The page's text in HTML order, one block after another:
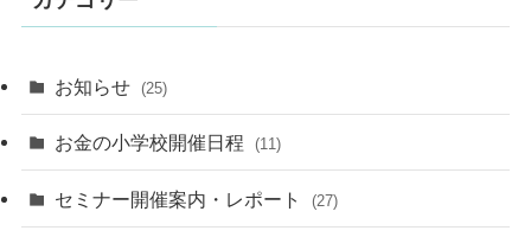
お知らせ (25)
お金の小学校開催日程 (11)
セミナー開催案内・レポート (27)